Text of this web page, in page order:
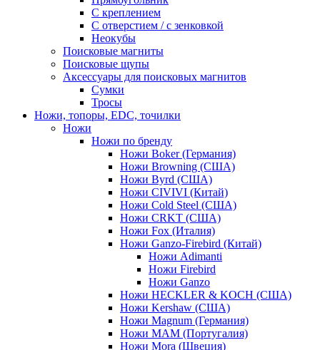
С креплением
С отверстием / с зенковкой
Неокубы
Поисковые магниты
Поисковые щупы
Аксессуары для поисковых магнитов
Сумки
Тросы
Ножи, топоры, EDC, точилки
Ножи
Ножи по бренду
Ножи Boker (Германия)
Ножи Browning (США)
Ножи Byrd (США)
Ножи CIVIVI (Китай)
Ножи Cold Steel (США)
Ножи CRKT (США)
Ножи Fox (Италия)
Ножи Ganzo-Firebird (Китай)
Ножи Adimanti
Ножи Firebird
Ножи Ganzo
Ножи HECKLER & KOCH (США)
Ножи Kershaw (США)
Ножи Magnum (Германия)
Ножи MAM (Португалия)
Ножи Mora (Швеция)